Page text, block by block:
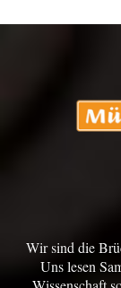
Wir sind die
Uns lesen